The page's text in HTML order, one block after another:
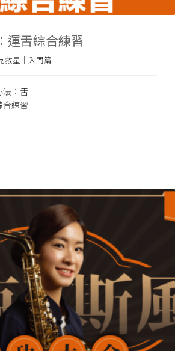
運舌綜合練習
救星｜入門篇
法：舌
合練習